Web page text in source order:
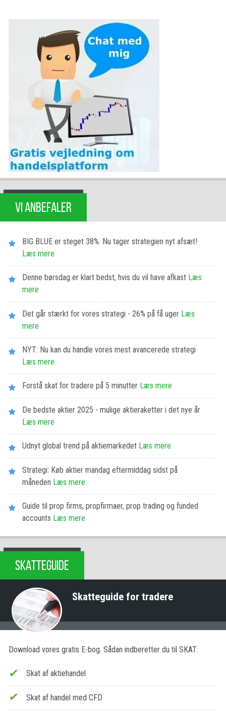
VI ANBEFALER
BIG BLUE er steget 38%. Nu tager strategien nyt afsæt!
Læs mere
Denne børsdag er klart bedst, hvis du vil have afkast Læs
mere
Det går stærkt for vores strategi - 26% på få uger Læs
mere
NYT: Nu kan du handle vores mest avancerede strategi
Læs mere
Forstå skat for tradere på 5 minutter Læs mere
De bedste aktier 2025 - mulige aktieraketter i det nye år
Læs mere
Udnyt global trend på aktiemarkedet Læs mere
Strategi: Køb aktier mandag eftermiddag sidst på
måneden Læs mere
Guide til prop firms, propfirmaer, prop trading og funded
accounts Læs mere
SKATTEGUIDE
Skatteguide for tradere
Download vores gratis E-bog. Sådan indberetter du til SKAT:
Skat af aktiehandel
Skat af handel med CFD